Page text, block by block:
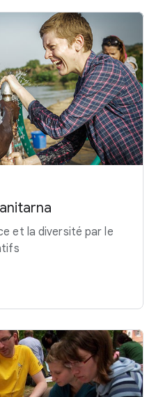
et la diversité par le